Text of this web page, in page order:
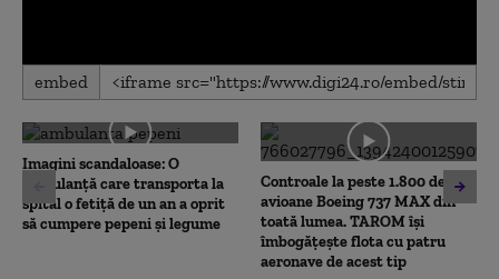
0
seconds
0
seconds
embed
Imagini scandaloase: O
ambulanță care transporta la
spital o fetiță de un an a oprit
să cumpere pepeni și legume
Controale la peste 1.800 de
avioane Boeing 737 MAX din
toată lumea. TAROM își
îmbogățește flota cu patru
aeronave de acest tip